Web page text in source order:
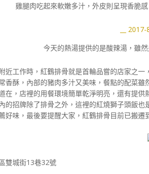
雞腿肉吃起來軟嫩多汁，外皮則呈現香脆
今天的熱湯提供的是酸辣湯，雖
近工作時，紅鶴排骨就是首輪品嘗的店家之
香酥，內部的豬肉多汁又美味，餐點的配菜
在，店裡的用餐環境簡單乾淨明亮，還有提
的招牌除了排骨之外，這裡的紅燒獅子頭飯
好味，最後要提醒大家，紅鶴排骨目前已搬遷
雙城街13巷32號